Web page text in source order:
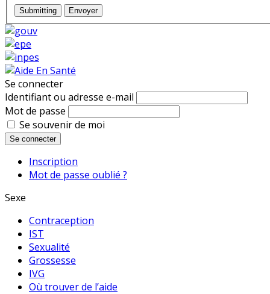
Submitting Envoyer
Se connecter
Identifiant ou adresse e-mail
Mot de passe
Se souvenir de moi
Se connecter
Inscription
Mot de passe oublié ?
Sexe
Contraception
IST
Sexualité
Grossesse
IVG
Où trouver de l’aide